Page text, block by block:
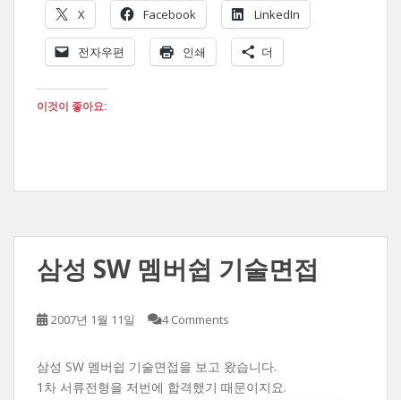
X Facebook LinkedIn
전자우편 인쇄 더
이것이 좋아요:
삼성 SW 멤버쉽 기술면접
2007년 1월 11일 4 Comments
삼성 SW 멤버쉽 기술면접을 보고 왔습니다.
1차 서류전형을 저번에 합격했기 때문이지요.